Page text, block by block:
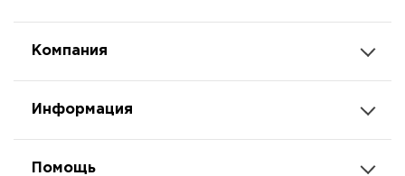
Компания
Информация
Помощь